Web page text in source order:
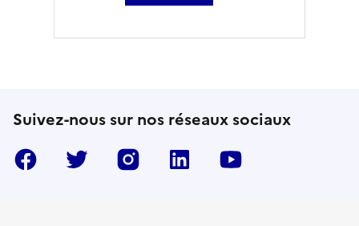
Suivez-nous sur nos réseaux sociaux
Facebook Twitter InstragramLinkedIn